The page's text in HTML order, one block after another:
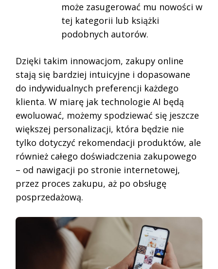
może zasugerować mu nowości w
tej kategorii lub książki
podobnych autorów.
Dzięki takim innowacjom, zakupy online
stają się bardziej intuicyjne i dopasowane
do indywidualnych preferencji każdego
klienta. W miarę jak technologie AI będą
ewoluować, możemy spodziewać się jeszcze
większej personalizacji, która będzie nie
tylko dotyczyć rekomendacji produktów, ale
również całego doświadczenia zakupowego
– od nawigacji po stronie internetowej,
przez proces zakupu, aż po obsługę
posprzedażową.